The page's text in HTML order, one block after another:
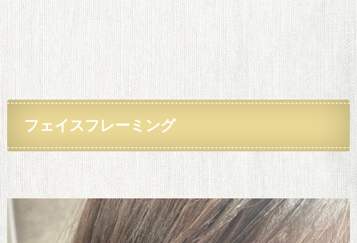
フェイスフレーミング